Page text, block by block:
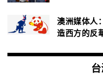
澳洲媒体人
造西方的反